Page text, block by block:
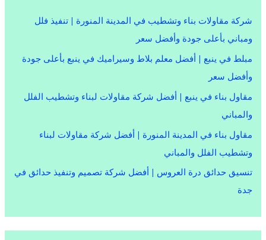
شركة مقاولات بناء وتشطيب في المدينة المنورة | تنفيذ فلل
ومباني بأعلى جودة وأفضل سعر
مبلط في ينبع | أفضل معلم بلاط وسيراميك في ينبع بأعلى جودة
وأفضل سعر
مقاول بناء في ينبع | أفضل شركة مقاولات لبناء وتشطيب الفلل
والمباني
مقاول بناء في المدينة المنورة | أفضل شركة مقاولات لبناء
وتشطيب الفلل والمباني
تنسيق حدائق درة العروس | أفضل شركة تصميم وتنفيذ حدائق في
جدة